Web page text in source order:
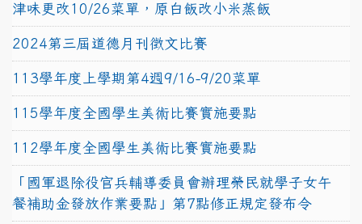
津味更改10/26菜單，原白飯改小米蒸飯
2024第三屆道德月刊徵文比賽
113學年度上學期第4週9/16-9/20菜單
115學年度全國學生美術比賽實施要點
112學年度全國學生美術比賽實施要點
「國軍退除役官兵輔導委員會辦理榮民就學子女午
餐補助金發放作業要點」第7點修正規定發布令